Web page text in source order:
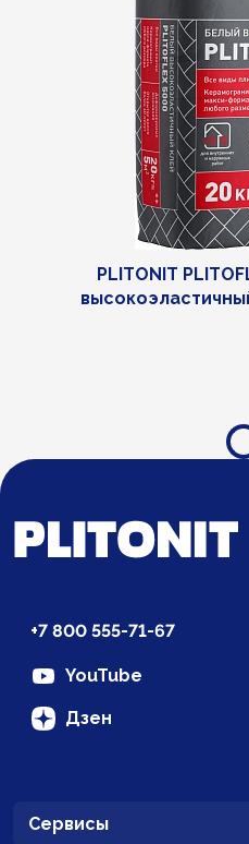
PLITONIT
+7 800 555-71-67
YouTube
Дзен
Сервисы